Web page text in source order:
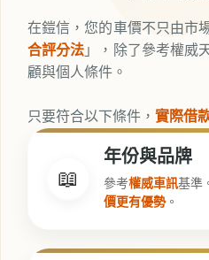
在鎧信，您的車價不只由市
合評分法 」，除了參考權威
顧與個人條件。
只要符合以下條件， 實際借
📖
年份與品牌
參考權威車訊基準
價更有優勢。